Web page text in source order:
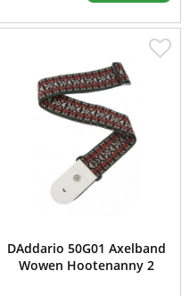
DAddario 50G01 Axelband
Wowen Hootenanny 2